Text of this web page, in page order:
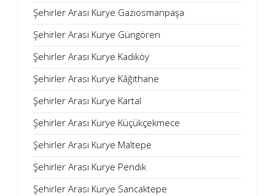
Şehirler Arası Kurye Gaziosmanpaşa
Şehirler Arası Kurye Güngören
Şehirler Arası Kurye Kadıköy
Şehirler Arası Kurye Kâğıthane
Şehirler Arası Kurye Kartal
Şehirler Arası Kurye Küçükçekmece
Şehirler Arası Kurye Maltepe
Şehirler Arası Kurye Pendik
Şehirler Arası Kurye Sancaktepe